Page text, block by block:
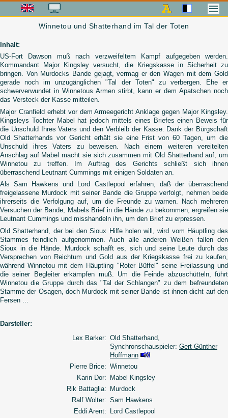
Winnetou und Shatterhand im Tal der Toten
Inhalt:
US-Fort Dawson muß nach verzweifeltem Kampf aufgegeben werden.
Kommandant Major Kingsley versucht, die Kriegskasse in Sicherheit zu
bringen. Von Murdocks Bande gejagt, vermag er den Wagen mit dem Gold
gerade noch im unzugänglichen "Tal der Toten" zu verbergen. Ehe er
schwerverwundet in Winnetous Armen stirbt, kann er dem Apatschen noch
das Versteck der Kasse mitteilen.
Major Cranfield erhebt vor dem Armeegericht Anklage gegen Major Kingsley.
Kingsleys Tochter Mabel hat jedoch mittels eines Briefes einen Beweis für
die Unschuld Ihres Vaters und den Verbleib der Kasse. Dank der Bürgschaft
Old Shatterhands vor Gericht erhält sie eine Frist von 60 Tagen, um die
Unschuld ihres Vaters zu beweisen. Nach einem weiteren vereitelten
Anschlag auf Mabel macht sie sich zusammen mit Old Shatterhand auf, um
Winnetou zu treffen. Im Auftrag des Gerichts schließt sich ihnen
überraschend Leutnant Cummings mit einigen Soldaten an.
Als Sam Hawkens und Lord Castlepool erfahren, daß der überraschend
freigelassene Murdock mit seiner Bande die Gruppe verfolgt, nehmen beide
ihrerseits die Verfolgung auf, um die Freunde zu warnen. Nach mehreren
Versuchen der Bande, Mabels Brief in die Hände zu bekommen, ergreifen sie
Leutnant Cummings und misshandeln ihn, um den Brief zu erpressen.
Old Shatterhand, der bei den Sioux Hilfe holen will, wird vom Häuptling des
Stammes feindlich aufgenommen. Auch alle anderen Weißen fallen den
Sioux in die Hände. Murdock schafft es, sich und seine Leute durch das
Versprechen von Reichtum und Gold aus der Kriegskasse frei zu kaufen,
während Winnetou mit dem Häuptling "Roter Büffel" seine Freilassung und
die seiner Begleiter erkämpfen muß. Um die Feinde abzuschütteln, führt
Winnetou die Gruppe durch das "Tal der Schlangen" zu dem befreundeten
Stamme der Osagen, doch Murdock mit seiner Bande ist ihnen dicht auf den
Fersen ...
Darsteller:
Lex Barker: Old Shatterhand,
Synchronschauspieler: Gert Günther
Hoffmann
Pierre Brice: Winnetou
Karin Dor:
Mabel Kingsley
Rik Battaglia:
Murdock
Ralf Wolter: Sam Hawkens
Eddi Arent:
Lord Castlepool